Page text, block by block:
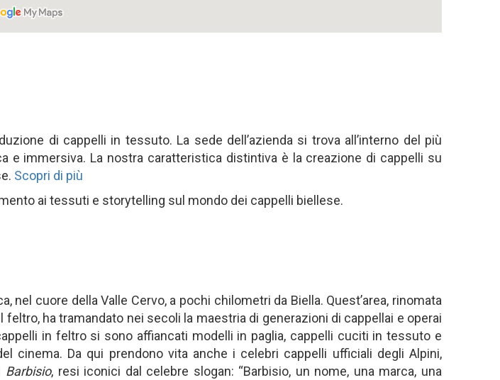
di cappelli in tessuto. La sede dell’azienda si trova all’interno del più
e immersiva. La nostra caratteristica distintiva è la creazione di cappelli su
Scopri di più
ai tessuti e storytelling sul mondo dei cappelli biellese.
nel cuore della Valle Cervo, a pochi chilometri da Biella. Quest’area, rinomata
ha tramandato nei secoli la maestria di generazioni di cappellai e operai
in feltro si sono affiancati modelli in paglia, cappelli cuciti in tessuto e
cinema. Da qui prendono vita anche i celebri cappelli ufficiali degli Alpini,
Barbisio, resi iconici dal celebre slogan: “Barbisio, un nome, una marca, una